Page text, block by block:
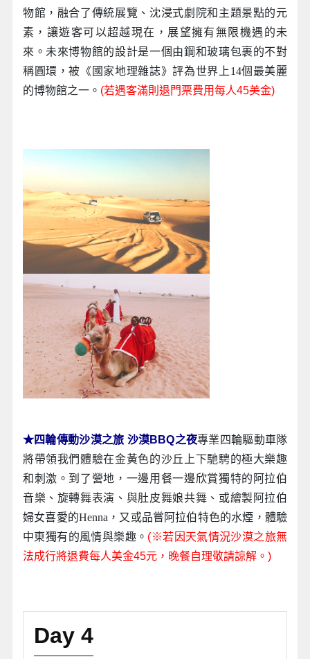
物館，融合了傳統展覽、沈浸式劇院和主題景點的元
素，讓遊客可以超越現在，展望擁有無限機遇的未
來。未來博物館的設計是一個由鋼和玻璃包裹的不對
稱圓環，被《國家地理雜誌》評為世界上14個最美麗
的博物館之一。 (若遇客滿則退門票費用每人45美金)
★四輪傳動沙漠之旅 沙漠BBQ之夜專業四輪驅動車隊
將帶領我們體驗在金黃色的沙丘上下馳騁的極大樂趣
和刺激。到了營地，一邊用餐一邊欣賞獨特的阿拉伯
音樂、旋轉舞表演、與肚皮舞娘共舞、或繪製阿拉伯
婦女喜愛的Henna，又或品嘗阿拉伯特色的水煙，體驗
中東獨有的風情與樂趣。 (※若因天氣情況沙漠之旅無
法成行將退費每人美金45元，晚餐自理敬請諒解。)
Day 4